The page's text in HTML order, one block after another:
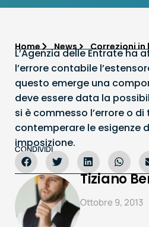
Home News Correzioni in
L’Agenzia delle Entrate
l’errore contabile
questo emerge una
deve essere data la
si è commesso l’errore o
contemperare le esigenze
imposizione.
CONDIVIDI
Tiziano
Ottobre 9, 2013